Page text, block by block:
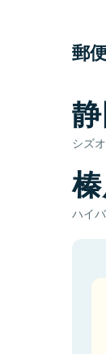
郵
シズ
ハイ